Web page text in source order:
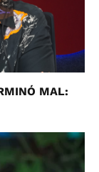
MAL: